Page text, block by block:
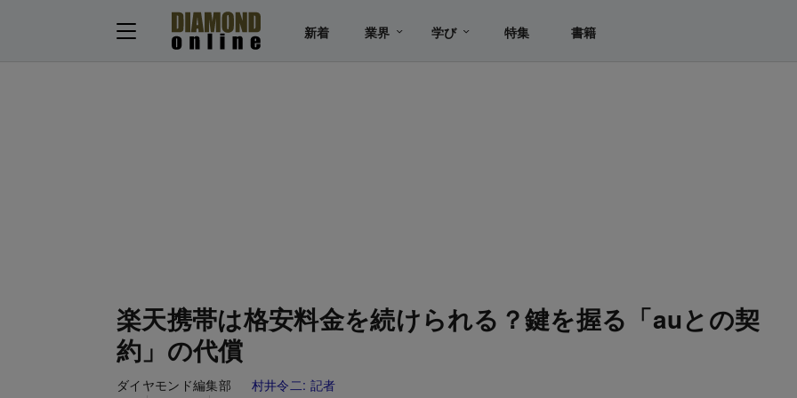
新着 業界 学び 特集 書籍
楽天携帯は格安料金を続けられる？鍵を握る「auとの契
約」の代償
ダイヤモンド編集部 村井令二: 記者